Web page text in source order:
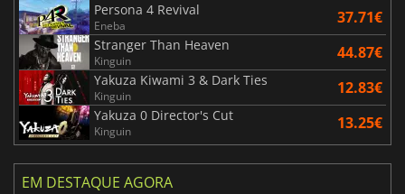
Persona 4 Revival
Eneba 37.71€
Stranger Than Heaven
Kinguin 44.87€
Yakuza Kiwami 3 & Dark Ties
Kinguin 12.83€
Yakuza 0 Director's Cut
Kinguin 13.25€
EM DESTAQUE AGORA